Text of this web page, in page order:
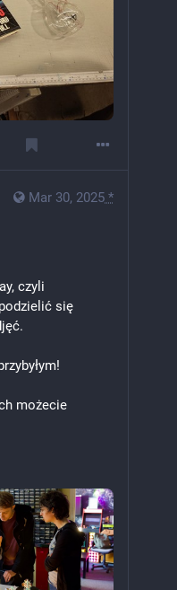
Mar 30, 2025 *
czyli
się
możecie